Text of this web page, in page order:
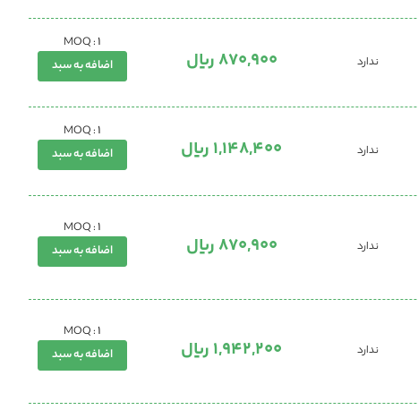
ندارد 870,900 ریال
MOQ : 1
اضافه به سبد
ندارد 1,148,400 ریال
MOQ : 1
اضافه به سبد
ندارد 870,900 ریال
MOQ : 1
اضافه به سبد
ندارد 1,942,200 ریال
MOQ : 1
اضافه به سبد